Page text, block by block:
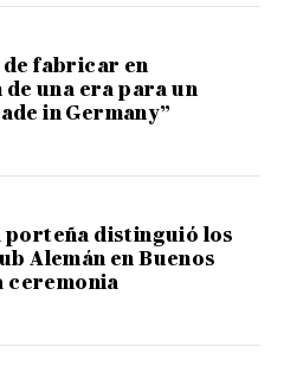
fabricar en
de una era para un
in Germany”
distinguió los
Alemán en Buenos
ceremonia